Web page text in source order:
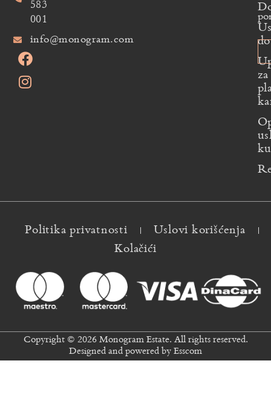
583
001
info@monogram.com
za
Politika privatnosti
Uslovi korišćenja
Kolačići
Copyright © 2026 Monogram Estate. All rights reserved.
Designed and powered by Esscom